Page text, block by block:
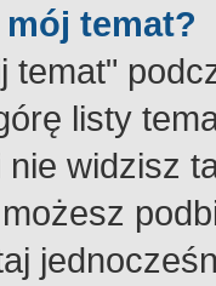
temat?
temat"
listy
widzisz